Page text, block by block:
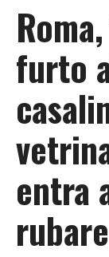
furto
entra
rubare